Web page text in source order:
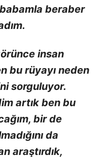
babamla beraber
insan
bu rüyayı neden
sorguluyor.
artık ben bu
bir de
da
araştırdık,